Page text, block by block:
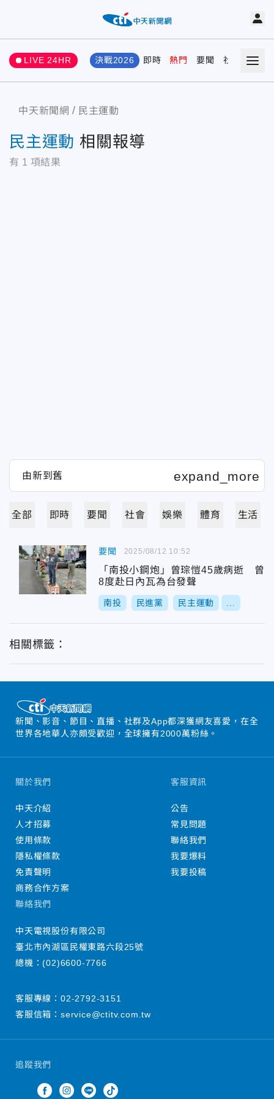
LIVE 24HR 決戰2026 即時 熱門 要聞 社會 娛樂
中天新聞網 民主運動
民主運動 相關報導
有 1 項結果
全部 即時 要聞 社會 娛樂 體育 生活
要聞
「南投小鋼炮」曾琮愷45歲病逝 曾
8度赴日內瓦為台發聲
南投 民進黨 民主運動
2025/08/12 10:52
相關標籤：
新聞、影音、節目、直播、社群及App都深獲網友喜愛，在全
世界各地華人亦頗受歡迎，全球擁有2000萬粉絲。
追蹤我們
關於我們
中天介紹
人才招募
使用條款
隱私權條款
免責聲明
商務合作方案
客服資訊
公告
常見問題
聯絡我們
我要爆料
我要投稿
聯絡我們
中天電視股份有限公司
臺北市內湖區民權東路六段25號
總機：(02)6600-7766
客服專線： 02-2792-3151
客服信箱： service@ctitv.com.tw